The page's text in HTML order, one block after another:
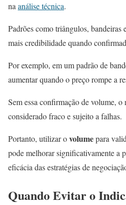
naanálise técnica.
Padrões como triângulos, bandeiras
mais credibilidade quando
Por exemplo, em um padrão de
aumentar quando o preço rompe a
Sem essa confirmação de volume,
considerado fraco e sujeito a falhas.
Portanto, utilizar ovolumepara
pode melhorar significativamente a
eficácia das estratégias de
Quando Evitar o